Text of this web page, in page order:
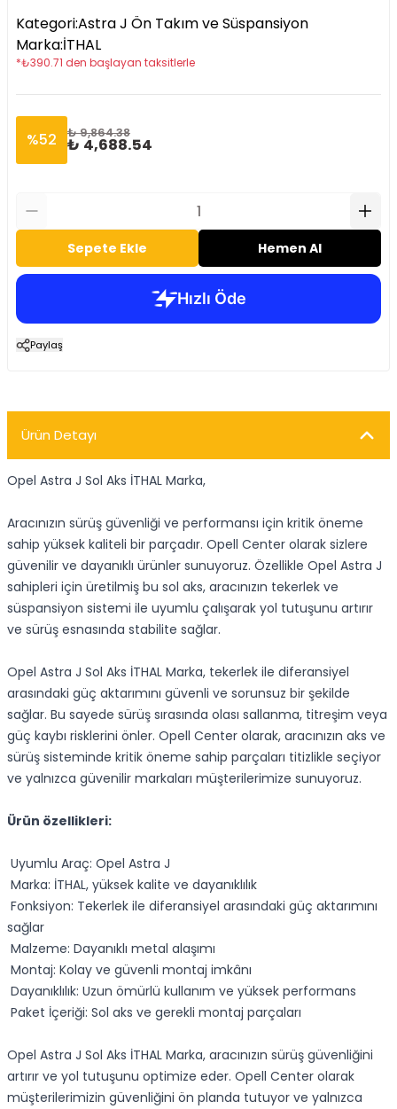
Kategori:Astra J Ön Takım ve Süspansiyon
Marka:İTHAL
*₺390.71 den başlayan taksitlerle
%52 ₺ 9,864.38
₺ 4,688.54
Sepete Ekle Hemen Al
Paylaş
Ürün Detayı
Opel Astra J Sol Aks İTHAL Marka,
Aracınızın sürüş güvenliği ve performansı için kritik öneme
sahip yüksek kaliteli bir parçadır. Opell Center olarak sizlere
güvenilir ve dayanıklı ürünler sunuyoruz. Özellikle Opel Astra J
sahipleri için üretilmiş bu sol aks, aracınızın tekerlek ve
süspansiyon sistemi ile uyumlu çalışarak yol tutuşunu artırır
ve sürüş esnasında stabilite sağlar.
Opel Astra J Sol Aks İTHAL Marka, tekerlek ile diferansiyel
arasındaki güç aktarımını güvenli ve sorunsuz bir şekilde
sağlar. Bu sayede sürüş sırasında olası sallanma, titreşim veya
güç kaybı risklerini önler. Opell Center olarak, aracınızın aks ve
sürüş sisteminde kritik öneme sahip parçaları titizlikle seçiyor
ve yalnızca güvenilir markaları müşterilerimize sunuyoruz.
Ürün özellikleri:
Uyumlu Araç: Opel Astra J
Marka: İTHAL, yüksek kalite ve dayanıklılık
Fonksiyon: Tekerlek ile diferansiyel arasındaki güç aktarımını
sağlar
Malzeme: Dayanıklı metal alaşımı
Montaj: Kolay ve güvenli montaj imkânı
Dayanıklılık: Uzun ömürlü kullanım ve yüksek performans
Paket İçeriği: Sol aks ve gerekli montaj parçaları
Opel Astra J Sol Aks İTHAL Marka, aracınızın sürüş güvenliğini
artırır ve yol tutuşunu optimize eder. Opell Center olarak
müşterilerimizin güvenliğini ön planda tutuyor ve yalnızca